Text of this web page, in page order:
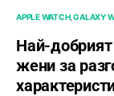
APPLE WATCH GALAXY
Най-
жени за